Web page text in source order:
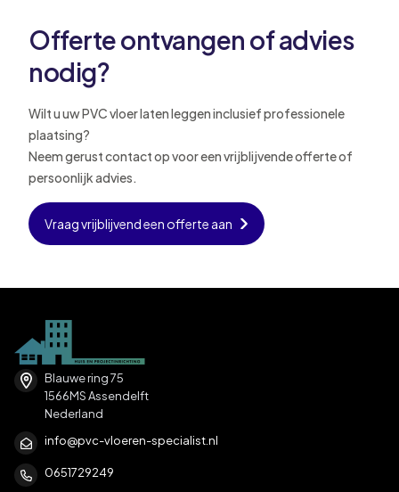
Offerte ontvangen of advies
nodig?
Wilt u uw PVC vloer laten leggen inclusief professionele
plaatsing?
Neem gerust contact op voor een vrijblijvende offerte of
persoonlijk advies.
Vraag vrijblijvend een offerte aan
Blauwe ring 75
1566MS Assendelft
Nederland
info@pvc-vloeren-specialist.nl
0651729249